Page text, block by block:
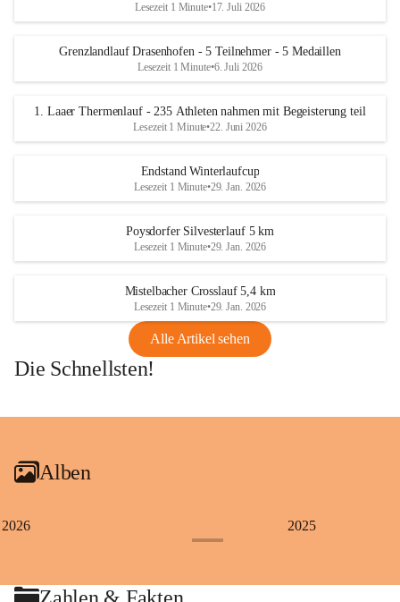
Lesezeit 1 Minute•17. Juli 2026
Grenzlandlauf Drasenhofen - 5 Teilnehmer - 5 Medaillen
Lesezeit 1 Minute•6. Juli 2026
1. Laaer Thermenlauf - 235 Athleten nahmen mit Begeisterung teil
Lesezeit 1 Minute•22. Juni 2026
Endstand Winterlaufcup
Lesezeit 1 Minute•29. Jan. 2026
Poysdorfer Silvesterlauf 5 km
Lesezeit 1 Minute•29. Jan. 2026
Mistelbacher Crosslauf 5,4 km
Lesezeit 1 Minute•29. Jan. 2026
Alle Artikel sehen
Die Schnellsten!
+1
Alben
2026 2025
Zahlen & Fakten